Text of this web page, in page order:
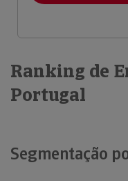
Ranking de
Portugal
Segmentação